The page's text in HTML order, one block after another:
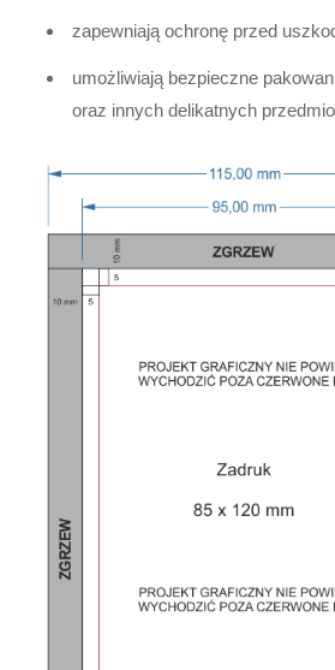
zapewniają ochronę przed
umożliwiają bezpieczne
oraz innych delikatnych